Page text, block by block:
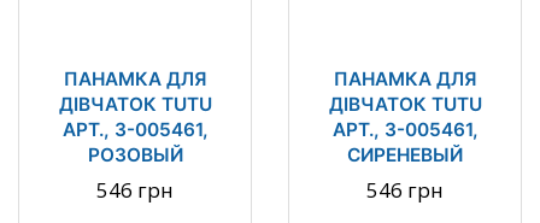
ПАНАМКА ДЛЯ
ДІВЧАТОК TUTU
АРТ., 3-005461,
РОЗОВЫЙ
546 грн
ПАНАМКА ДЛЯ
ДІВЧАТОК TUTU
АРТ., 3-005461,
СИРЕНЕВЫЙ
546 грн